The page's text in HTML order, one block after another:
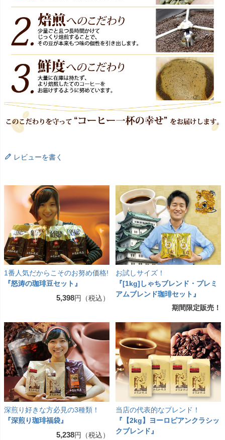
レビューを書く
1番人気だからこそのお努め価格!
『怒涛の珈琲豆セット』
5,398円（税込）
お試しサイズ！
『[1kg]しゃちブレンド・プレミ
アムブレンド珈琲セット』
期間限定販売！
深煎り好きな方必見の3種類！
『深煎り珈琲福袋』
5,238円（税込）
当店の代表的なブレンド！
『【2kg】ヨーロピアンクラシッ
クブレンド』